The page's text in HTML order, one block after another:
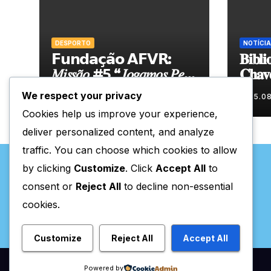
DESPORTO
𝗙𝘂𝗻𝗱𝗮𝗰̧𝗮̃𝗼 𝗔𝗙𝗩𝗥:
𝑀𝑖𝑠𝑠𝑎̃𝑜 #5 “𝐽𝑜𝑔𝑎𝑚𝑜𝑠 𝑃𝑒𝑙𝑎
𝑁𝑜𝑠𝑠𝑎 𝑇𝑒𝑟𝑟𝑎”
05.08.2026
NOTÍCIA
Valpaços Online
We respect your privacy
Cookies help us improve your experience,
deliver personalized content, and analyze
traffic. You can choose which cookies to allow
by clicking Customize. Click Accept All to
consent or Reject All to decline non-essential
cookies.
Customize Reject All Accept All
Powered by